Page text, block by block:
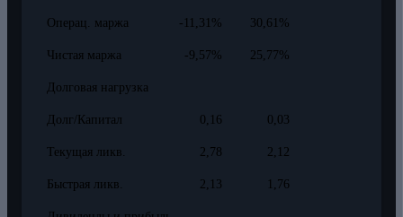
Операц. маржа -11,31% 30,61%
Чистая маржа -9,57% 25,77%
Долговая нагрузка
Долг/Капитал 0,16 0,03
Текущая ликв. 2,78 2,12
Быстрая ликв. 2,13 1,76